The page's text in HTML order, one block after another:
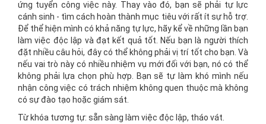
ứng tuyển công việc này. Thay vào đó, bạn sẽ phải tự lực
cánh sinh - tìm cách hoàn thành mục tiêu với rất ít sự hỗ trợ.
Để thể hiện mình có khả năng tự lực, hãy kể về những lần bạn
làm việc độc lập và đạt kết quả tốt. Nếu bạn là người thích
đặt nhiều câu hỏi, đây có thể không phải vị trí tốt cho bạn. Và
nếu vai trò này có nhiều nhiệm vụ mới đối với bạn, nó có thể
không phải lựa chọn phù hợp. Bạn sẽ tự làm khó mình nếu
nhận công việc có trách nhiệm không quen thuộc mà không
có sự đào tạo hoặc giám sát.
Từ khóa tương tự: sẵn sàng làm việc độc lập, tháo vát.